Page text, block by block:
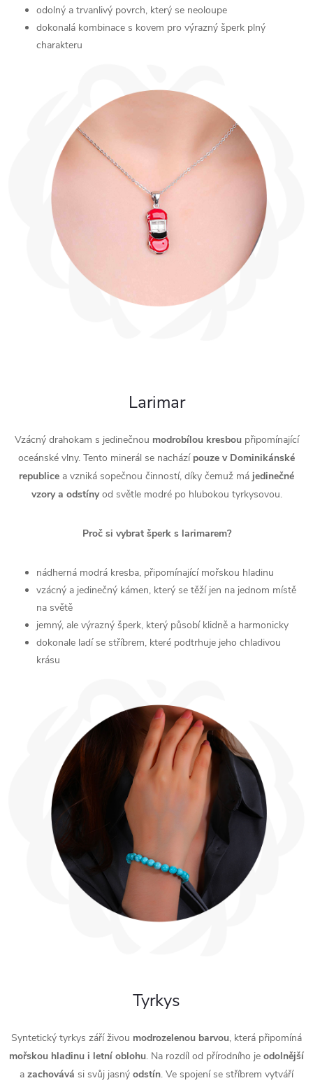
odolný a trvanlivý povrch, který se neoloupe
dokonalá kombinace s kovem pro výrazný šperk plný
charakteru
Larimar
Vzácný drahokam s jedinečnou modrobílou kresboupřipomínající
oceánské vlny. Tento minerál se nachází pouze v Dominikánské
republice a vzniká sopečnou činností, díky čemuž má jedinečné
vzory a odstínyod světle modré po hlubokou tyrkysovou.
Proč si vybrat šperk s larimarem?
nádherná modrá kresba, připomínající mořskou hladinu
vzácný a jedinečný kámen, který se těží jen na jednom místě
na světě
jemný, ale výrazný šperk, který působí klidně a harmonicky
dokonale ladí se stříbrem, které podtrhuje jeho chladivou
krásu
Tyrkys
Syntetický tyrkys září živou modrozelenou barvou, která připomíná
mořskou hladinu i letní oblohu. Na rozdíl od přírodního je odolnější
a zachovává si svůj jasný odstín. Ve spojení se stříbrem vytváří